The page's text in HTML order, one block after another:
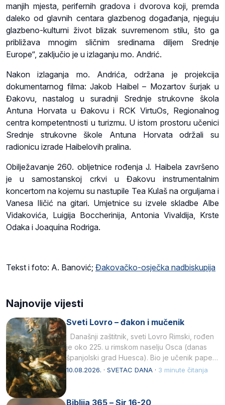
manjih mjesta, perifernih gradova i dvorova koji, premda
daleko od glavnih centara glazbenog događanja, njeguju
glazbeno-kulturni život blizak suvremenom stilu, što ga
približava mnogim sličnim sredinama diljem Srednje
Europe“, zaključio je u izlaganju mo. Andrić.
Nakon izlaganja mo. Andrića, održana je projekcija
dokumentarnog filma: Jakob Haibel – Mozartov šurjak u
Đakovu, nastalog u suradnji Srednje strukovne škola
Antuna Horvata u Đakovu i RCK VirtuOs, Regionalnog
centra kompetentnosti u turizmu. U istom prostoru učenici
Srednje strukovne škole Antuna Horvata održali su
radionicu izrade Haibelovih pralina.
Obilježavanje 260. obljetnice rođenja J. Haibela završeno
je u samostanskoj crkvi u Đakovu instrumentalnim
koncertom na kojemu su nastupile Tea Kulaš na orguljama i
Vanesa Iličić na gitari. Umjetnice su izvele skladbe Albe
Vidakovića, Luigija Boccherinija, Antonia Vivaldija, Krste
Odaka i Joaquína Rodriga.
Tekst i foto: A. Banović; Đakovačko-osječka nadbiskupija
Najnovije vijesti
Sveti Lovro – đakon i mučenik
Današnji zaštitnik, sveti Lovro Rimski, rođen
je oko 225. u rimskom naselju Osca (danas
španjolski grad Huesca). Bio je učenik pape…
10.08.2026. · SVETAC DANA · 3 minute čitanja
Biblija 365 – Sir 16-20